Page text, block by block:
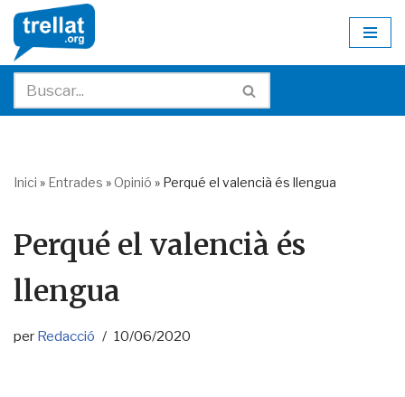
Skip
to
content
Inici » Entrades »Opinió » Perqué el valencià és llengua
Perqué el valencià és
llengua
per Redacció 10/06/2020